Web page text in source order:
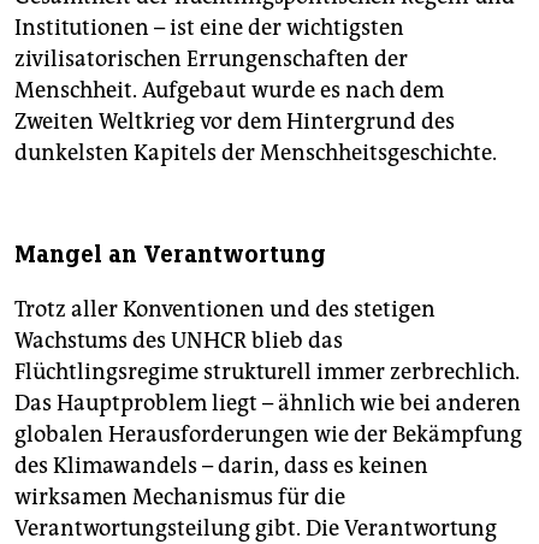
Institutionen – ist eine der wichtigsten
zivilisatorischen Errungenschaften der
Menschheit. Aufgebaut wurde es nach dem
Zweiten Weltkrieg vor dem Hintergrund des
dunkelsten Kapitels der Menschheitsgeschichte.
Mangel an Verantwortung
Trotz aller Konventionen und des stetigen
Wachstums des UNHCR blieb das
Flüchtlingsregime strukturell immer zerbrechlich.
Das Hauptproblem liegt – ähnlich wie bei anderen
globalen Herausforderungen wie der Bekämpfung
des Klimawandels – darin, dass es keinen
wirksamen Mechanismus für die
Verantwortungsteilung gibt. Die Verantwortung